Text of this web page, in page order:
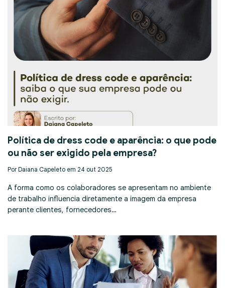
Política de dress code e aparência: o que pode
ou não ser exigido pela empresa?
Por Daiana Capeleto em 24 out 2025
A forma como os colaboradores se apresentam no ambiente
de trabalho influencia diretamente a imagem da empresa
perante clientes, fornecedores…